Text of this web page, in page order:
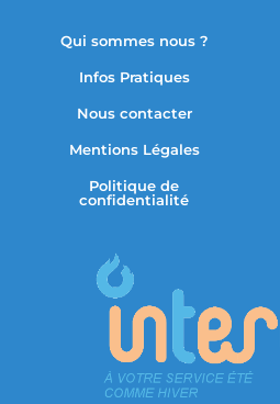
Qui sommes nous ?
Infos Pratiques
Nous contacter
Mentions Légales
Politique de
confidentialité